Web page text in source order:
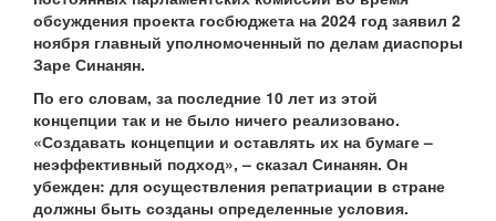
обсуждения проекта госбюджета на 2024 год заявил 2
ноября главный уполномоченный по делам диаспоры
Заре Синанян.
По его словам, за последние 10 лет из этой
концепции так и не было ничего реализовано.
«Создавать концепции и оставлять их на бумаге –
неэффективный подход», – сказал Синанян. Он
убежден: для осуществления репатриации в стране
должны быть созданы определенные условия.